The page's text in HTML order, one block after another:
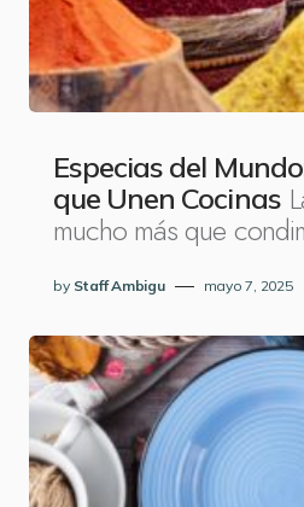
Especias del
que Unen Cocinas
mucho más que
by Staff Ambigu mayo 7, 2025